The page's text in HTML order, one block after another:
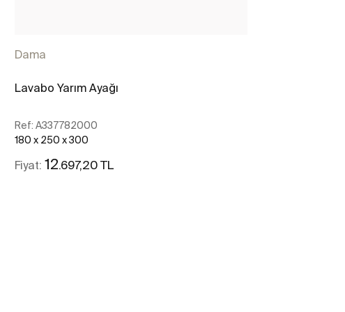
Dama
Lavabo Yarım Ayağı
Ref: A337782000
180 x 250 x 300
Fiyat: 12.697,20 TL